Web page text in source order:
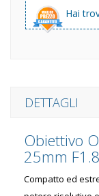
Hai
DETTAGLI
Obiettivo
25mm
Compatto ed